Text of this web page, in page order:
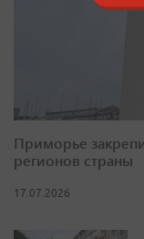
Приморье
регионов страны
17.07.2026